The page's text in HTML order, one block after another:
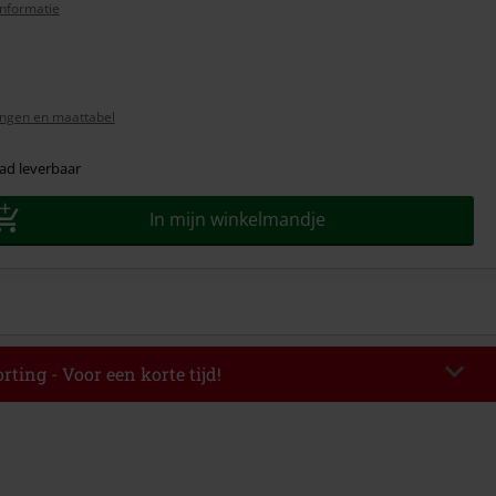
en maattabel
leverbaar
In mijn winkelmandje
- Voor een korte tijd!